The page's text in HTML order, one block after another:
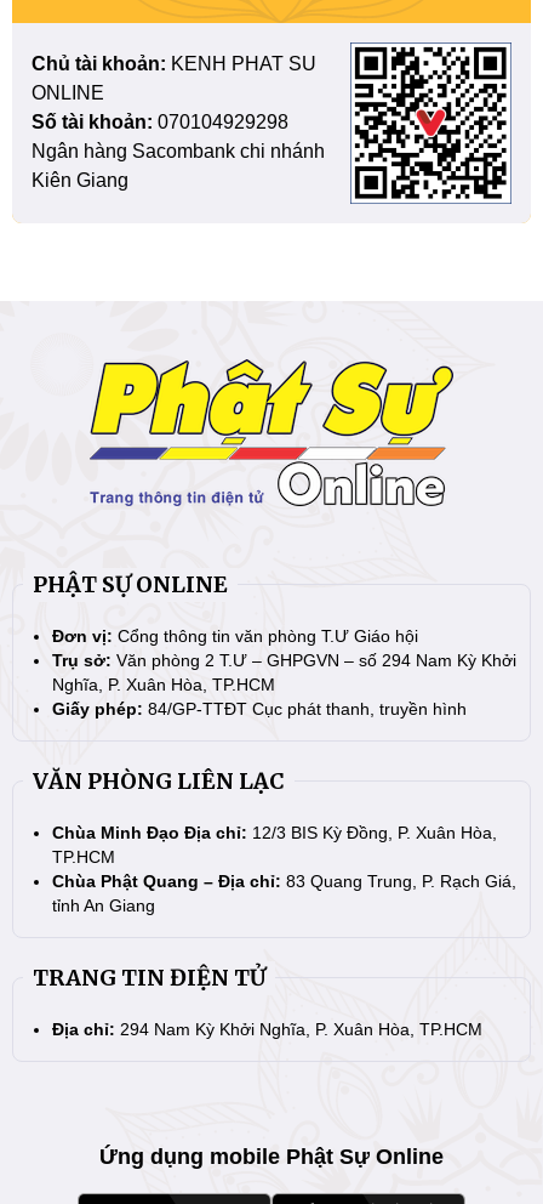
Chủ tài khoản: KENH PHAT SU
ONLINE
Số tài khoản: 070104929298
Ngân hàng Sacombank chi nhánh
Kiên Giang
PHẬT SỰ ONLINE
Đơn vị: Cổng thông tin văn phòng T.Ư Giáo hội
Trụ sở: Văn phòng 2 T.Ư – GHPGVN – số 294 Nam Kỳ Khởi
Nghĩa, P. Xuân Hòa, TP.HCM
Giấy phép: 84/GP-TTĐT Cục phát thanh, truyền hình
VĂN PHÒNG LIÊN LẠC
Chùa Minh Đạo Địa chỉ: 12/3 BIS Kỳ Đồng, P. Xuân Hòa,
TP.HCM
Chùa Phật Quang – Địa chỉ: 83 Quang Trung, P. Rạch Giá,
tỉnh An Giang
TRANG TIN ĐIỆN TỬ
Địa chỉ: 294 Nam Kỳ Khởi Nghĩa, P. Xuân Hòa, TP.HCM
Ứng dụng mobile Phật Sự Online